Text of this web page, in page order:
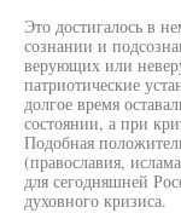
Это достигалось в
сознании и
верующих или
патриотические
долгое время
состоянии, а при
Подобная
(православия,
для сегодняшней
духовного кризиса.